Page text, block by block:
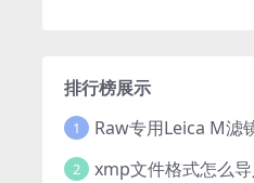
排行榜展示
1
2